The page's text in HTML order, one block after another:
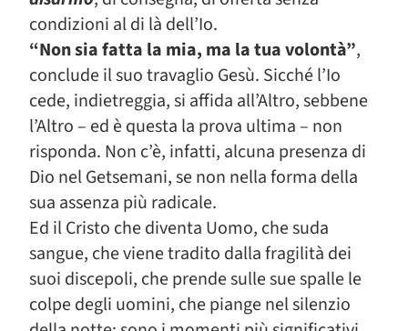
condizioni al di là dell’Io.
“Non sia fatta la mia, ma la tua volontà”,
conclude il suo travaglio Gesù. Sicché l’Io
cede, indietreggia, si affida all’Altro, sebbene
l’Altro – ed è questa la prova ultima – non
risponda. Non c’è, infatti, alcuna presenza di
Dio nel Getsemani, se non nella forma della
sua assenza più radicale.
Ed il Cristo che diventa Uomo, che suda
sangue, che viene tradito dalla fragilità dei
suoi discepoli, che prende sulle sue spalle le
colpe degli uomini, che piange nel silenzio